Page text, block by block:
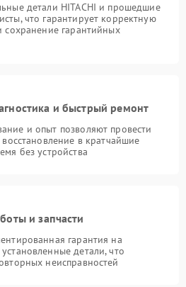
детали HITACHI и прошедшие
что гарантирует корректную
сохранение гарантийных
и быстрый ремонт
и опыт позволяют провести
восстановление в кратчайшие
без устройства
и запчасти
гарантия на
детали, что
неисправностей